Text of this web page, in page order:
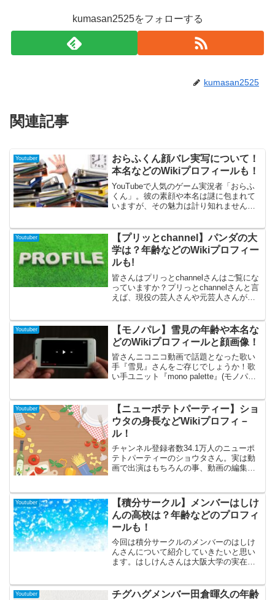
kumasan2525をフォローする
kumasan2525
関連記事
Youtuber
おらふくん顔バレ実写について！
本名などのWikiプロフィールも！
YouTubeで人気のゲーム実況者「おらふ
くん」。彼の素顔や本名は謎に包まれて
いますが、その魅力は計り知れません。
が知りたい情報を詳細に掘り下げます。
彼の神秘性がファンの興味を引き続ける
理由を探ります。
Youtuber
【プリッとchannel】パンダの大
学は？年齢などのWikiプロフィー
ルも!
皆さんはプリっとchannelさんはご覧にな
っていますか？プリっとchannelさんと言
えば、現役の芸人さんや元芸人さんが集
るパンダさんを紹介したいと思います。
最近はあることでも話題になっています
ので最後までご覧になって下さい。
Youtuber
【モノパレ】雪見の年齢や本名な
どのWikiプロフィールと顔画像！
皆さんニコニコ動画で話題となった歌い
手『雪見』さんをご存じでしょうか！歌
い手ユニット『mono palette』(モノパレ)
回はそんな雪見さんについて年齢や本
名、プロフィールなどを調査してみまし
た！雪見さんのイケメン画像についても
準備していますので最後までごらんくだ
さい！それでは見ていきましょう！
Youtuber
【ニューポテトパーティー】ショ
ウタの身長などWikiプロフィ－
ル！
チャンネル登録者数34.1万人のニューポ
テトパーティーのショウタさん。実は動
画で出演はもちろんの事、動画の編集ま
なショウタさんの詳細を色々と調べてみ
ました。
Youtuber
【積分サークル】メンバーはしけ
んの高校は？年齢などのプロフィ
ールも！
今回は積分サークルのメンバーのはしけ
んさんについて紹介していきたいと思い
ます。はしけんさんは大阪大学の実在す
を卒業されましたが、卒業生メンバーと
Youtuber
チグハグメンバー田倉暉久の年齢